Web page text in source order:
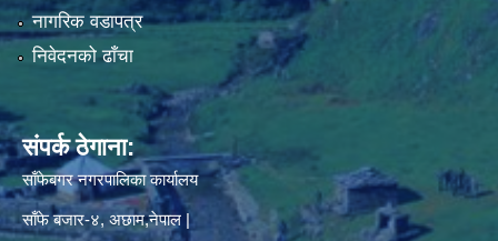
नागरिक वडापत्र
निवेदनको ढाँचा
संपर्क ठेगाना:
साँफेबगर नगरपालिका कार्यालय
साँफे बजार-४, अछाम,नेपाल |